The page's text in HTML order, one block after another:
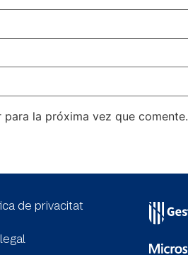
la próxima vez que comente.
de privacitat